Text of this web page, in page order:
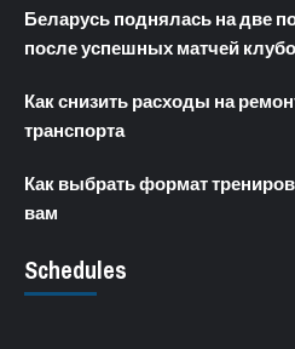
Беларусь поднялась на две
после успешных матчей
Как снизить расходы на
транспорта
Как выбрать формат
вам
Schedules